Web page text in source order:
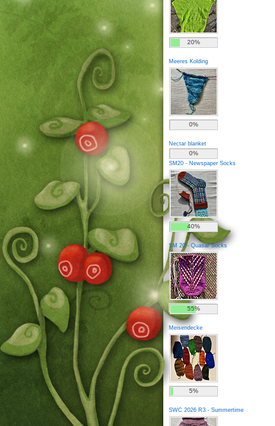
20%
Meeres Kolding
0%
Nectar blanket
0%
SM20 - Newspaper Socks
40%
SM 20 - Quasar Socks
55%
Meisendecke
5%
SWC 2026 R3 - Summertime